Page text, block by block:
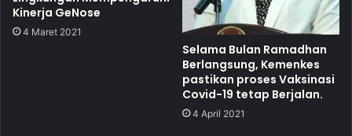
Kinerja GeNose
4 Maret 2021
Selama Bulan Ramadhan
Berlangsung, Kemenkes
pastikan proses Vaksinasi
Covid-19 tetap Berjalan.
4 April 2021